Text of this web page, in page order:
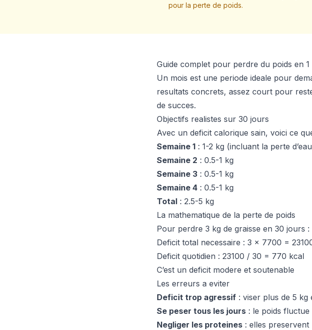
pour la perte de poids.
Guide complet pour perdre du poids en 1
Un mois est une periode ideale pour
resultats concrets, assez court pour
de succes.
Objectifs realistes sur 30 jours
Avec un deficit calorique sain, voici ce
Semaine 1 : 1-2 kg (incluant la perte
Semaine 2 : 0.5-1 kg
Semaine 3 : 0.5-1 kg
Semaine 4 : 0.5-1 kg
Total : 2.5-5 kg
La mathematique de la perte de poids
Pour perdre 3 kg de graisse en 30 jours :
Deficit total necessaire : 3 x 7700 =
Deficit quotidien : 23100 / 30 = 770 kcal
C’est un deficit modere et soutenable
Les erreurs a eviter
Deficit trop agressif : viser plus de 5 kg
Se peser tous les jours : le poids
Negliger les proteines : elles preservent